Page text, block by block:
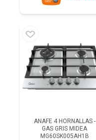
ANAFE 4 HORNALLAS -
GAS GRIS MIDEA
MG60SK005AH1B